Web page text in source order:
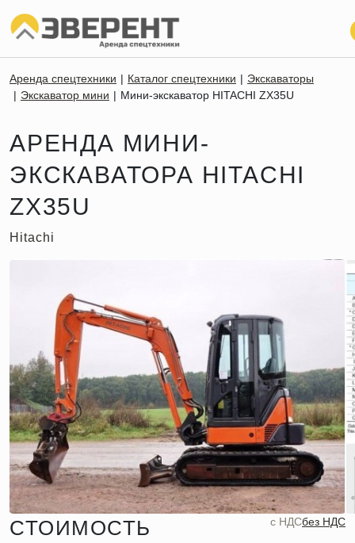
Аренда спецтехники Каталог спецтехники
Экскаваторы
Экскаватор мини
Мини-экскаватор HITACHI ZX35U
АРЕНДА МИНИ-
ЭКСКАВАТОРА HITACHI
ZX35U
Hitachi
СТОИМОСТЬ c НДСбез НДС